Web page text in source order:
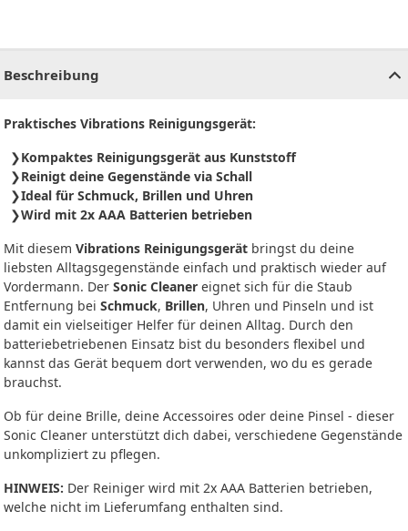
Beschreibung
Praktisches Vibrations Reinigungsgerät:
Kompaktes Reinigungsgerät aus Kunststoff
Reinigt deine Gegenstände via Schall
Ideal für Schmuck, Brillen und Uhren
Wird mit 2x AAA Batterien betrieben
Mit diesem Vibrations Reinigungsgerät bringst du deine
liebsten Alltagsgegenstände einfach und praktisch wieder auf
Vordermann. Der Sonic Cleaner eignet sich für die Staub
Entfernung bei Schmuck, Brillen, Uhren und Pinseln und ist
damit ein vielseitiger Helfer für deinen Alltag. Durch den
batteriebetriebenen Einsatz bist du besonders flexibel und
kannst das Gerät bequem dort verwenden, wo du es gerade
brauchst.
Ob für deine Brille, deine Accessoires oder deine Pinsel - dieser
Sonic Cleaner unterstützt dich dabei, verschiedene Gegenstände
unkompliziert zu pflegen.
HINWEIS: Der Reiniger wird mit 2x AAA Batterien betrieben,
welche nicht im Lieferumfang enthalten sind.